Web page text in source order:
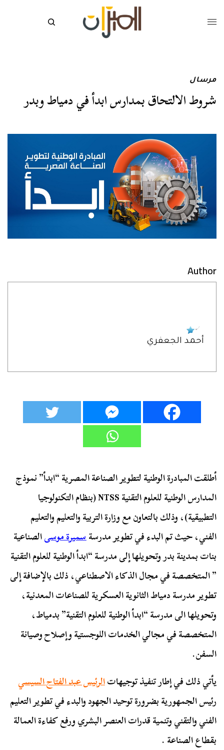
مرسال
شروط الالتحاق بمدارس ابدأ في دمياط وبدر
Author
أحمد الجعفري
أطلقت المبادرة الوطنية لتطوير الصناعة المصرية “ابدأ” نموذج
المدارس الوطنية للعلوم التقنية NTSS (بنظام التكنولوجيا
التطبيقية)، وذلك بالتعاون مع وزارة التربية والتعليم والتعليم
الفني، حيث تم البدء في تطوير مدرسةسميرة موسىالصناعية
بنات بمدينة بدر وتحويلها إلى مدرسة “ابدأ الوطنية للعلوم التقنية
” المتخصصة في مجال الذكاء الاصطناعي، ذلك بالإضافة إلى
تطوير مدرسة دمياط الثانوية العسكرية للصناعات المعدنية،
وتحويلها الى مدرسة “ابدأ الوطنية للعلوم التقنية” بدمياط،
المتخصصة في مجالي الخدمات اللوجستية وإصلاح وصيانة
السفن.
يأتي ذلك في إطار تنفيذ توجيهاتالرئيس عبد الفتاح السيسي
رئيس الجمهورية بضرورة توحيد الجهود والبدء في تطوير التعليم
الفني والتقني وتنمية قدرات العنصر البشري ورفع كفاءة العمالة
بقطاع الصناعة .